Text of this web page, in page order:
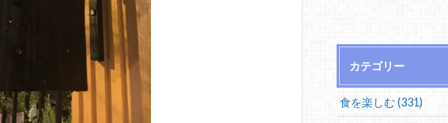
カテゴリー
食を楽しむ (331)